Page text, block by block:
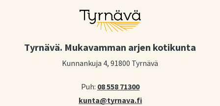
Tyrnävä. Mukavamman arjen kotikunta
Kunnankuja 4, 91800 Tyrnävä
Puh: 08 558 71300
kunta@tyrnava.fi